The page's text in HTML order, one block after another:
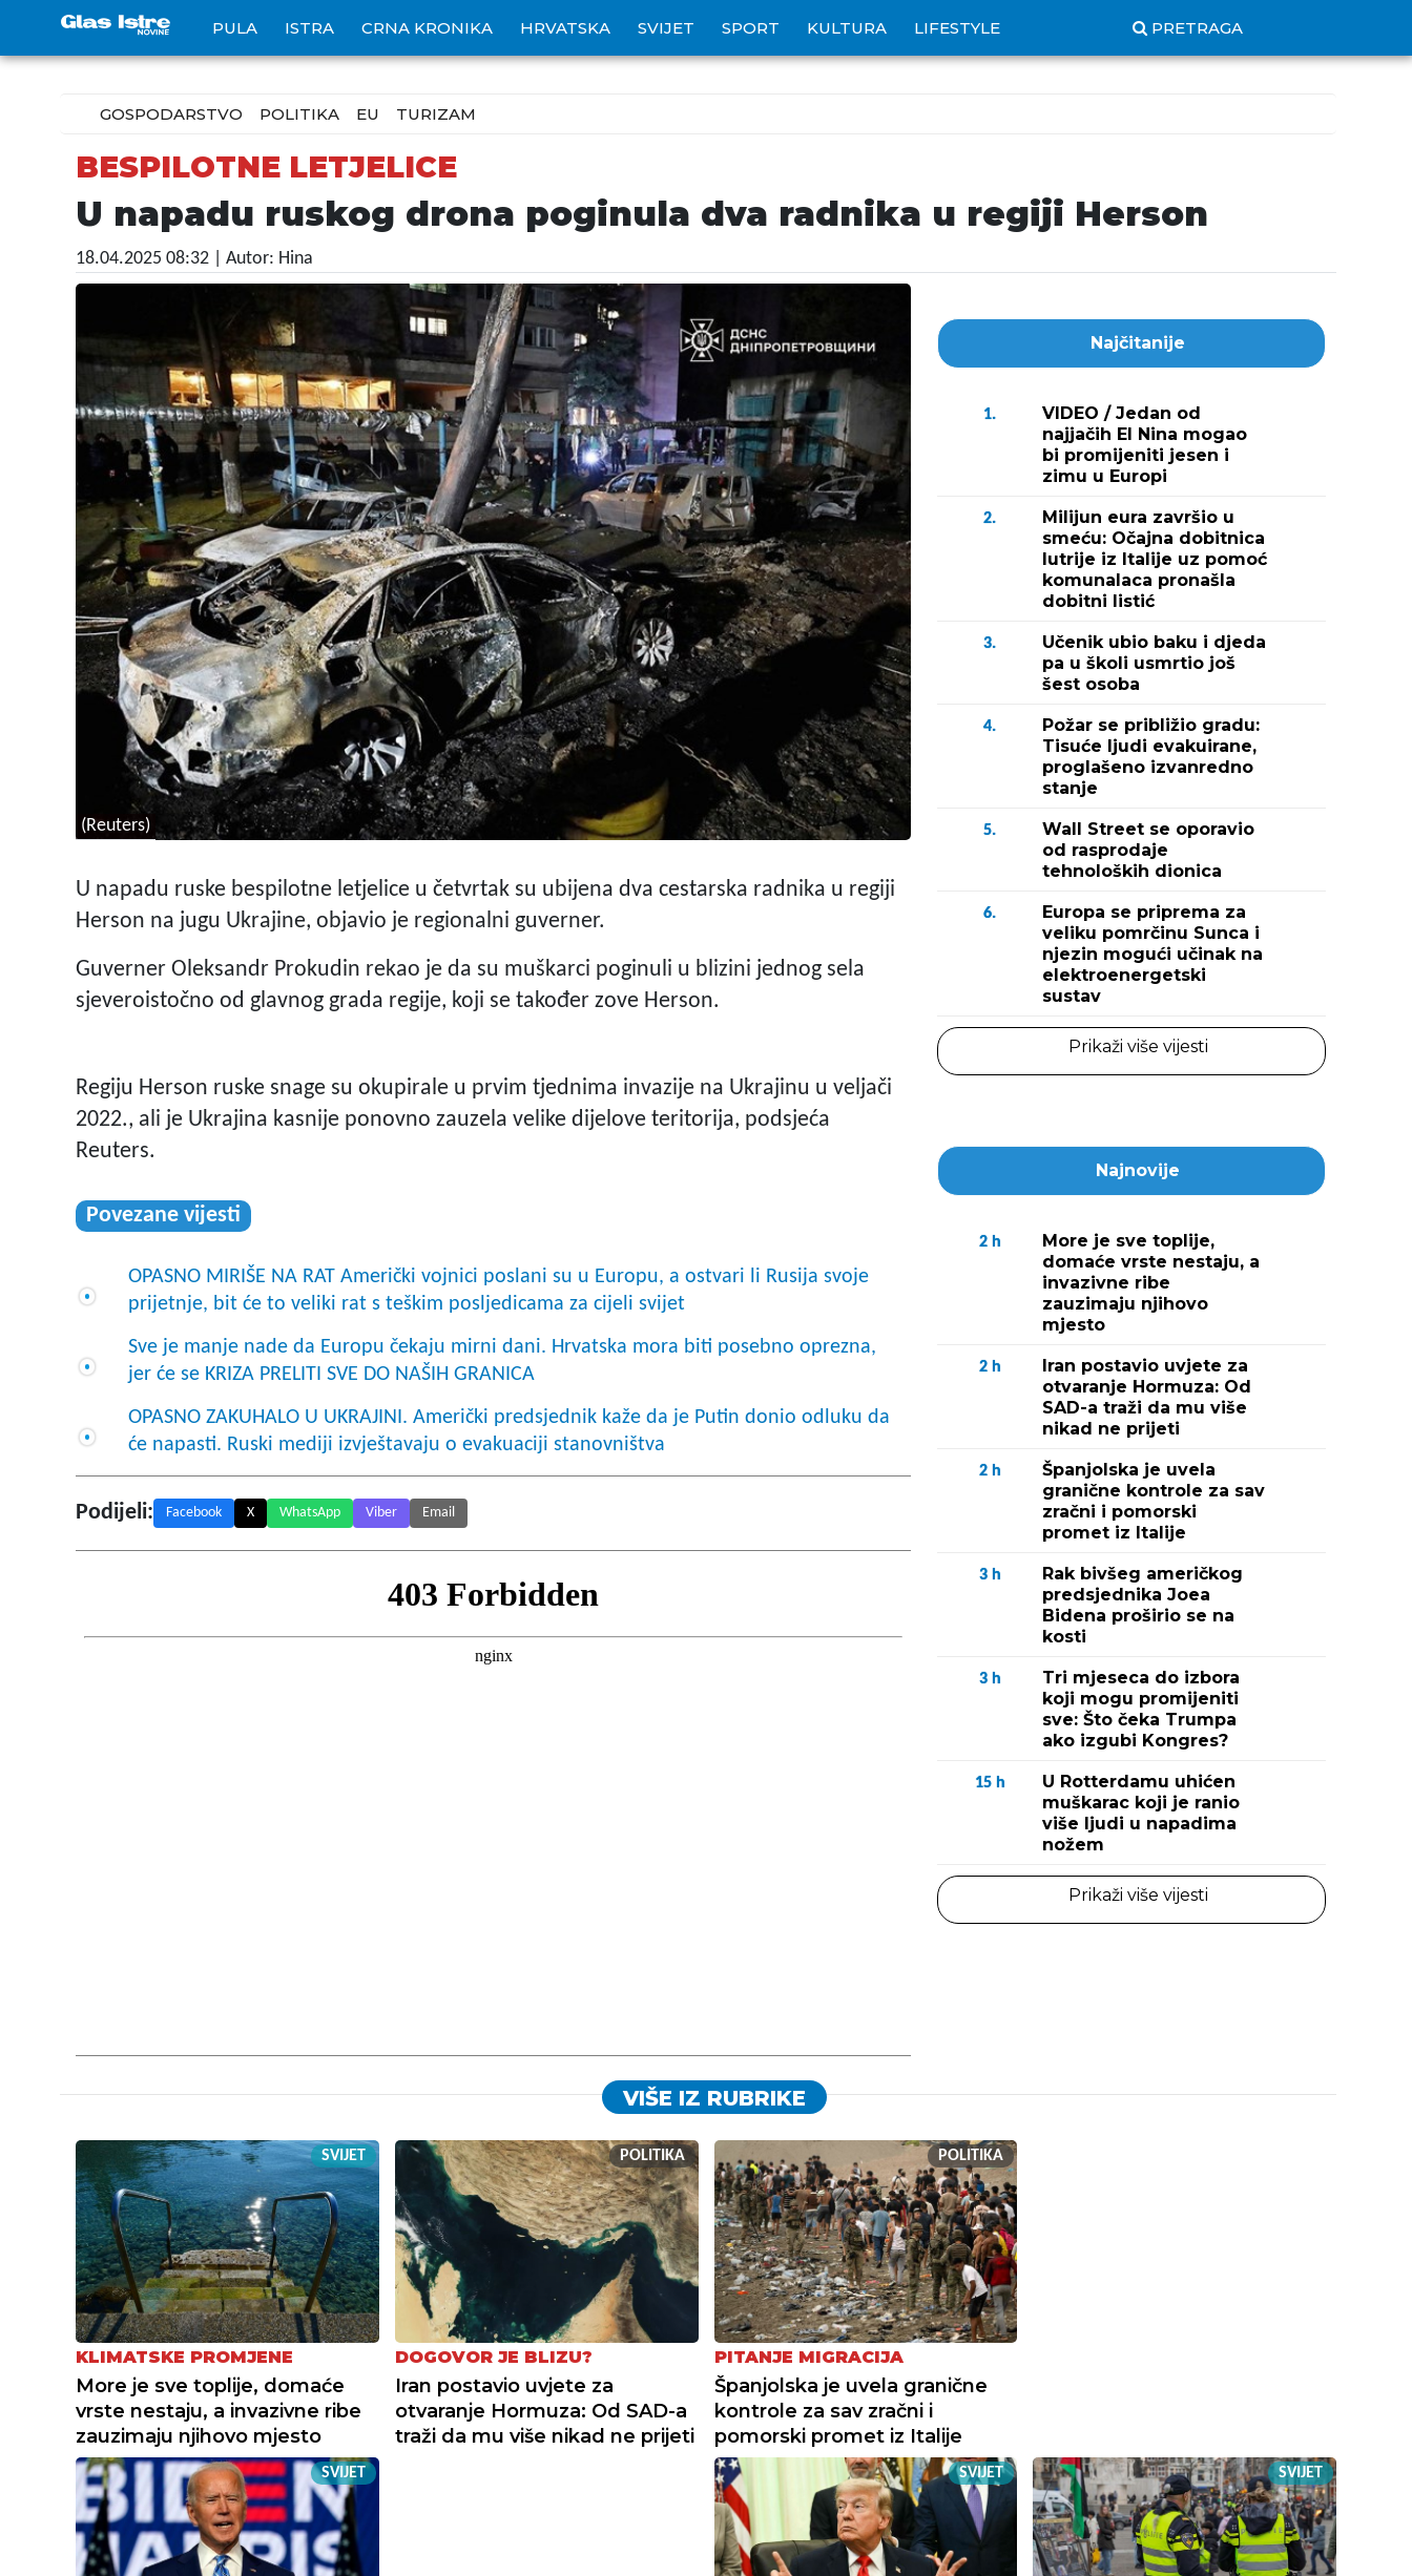
PULA ISTRA CRNA KRONIKA HRVATSKA SVIJET SPORT KULTURA LIFESTYLE PRETRAGA
GOSPODARSTVO POLITIKA EU TURIZAM
BESPILOTNE LETJELICE
U napadu ruskog drona poginula dva radnika u regiji Herson
18.04.2025 08:32 | Autor: Hina
(Reuters)
U napadu ruske bespilotne letjelice u četvrtak su ubijena dva cestarska radnika u regiji
Herson na jugu Ukrajine, objavio je regionalni guverner.
Guverner Oleksandr Prokudin rekao je da su muškarci poginuli u blizini jednog sela
sjeveroistočno od glavnog grada regije, koji se također zove Herson.
Regiju Herson ruske snage su okupirale u prvim tjednima invazije na Ukrajinu u veljači
2022., ali je Ukrajina kasnije ponovno zauzela velike dijelove teritorija, podsjeća
Reuters.
Povezane vijesti
OPASNO MIRIŠE NA RAT Američki vojnici poslani su u Europu, a ostvari li Rusija svoje
prijetnje, bit će to veliki rat s teškim posljedicama za cijeli svijet
Sve je manje nade da Europu čekaju mirni dani. Hrvatska mora biti posebno oprezna,
jer će se KRIZA PRELITI SVE DO NAŠIH GRANICA
OPASNO ZAKUHALO U UKRAJINI. Američki predsjednik kaže da je Putin donio odluku da
će napasti. Ruski mediji izvještavaju o evakuaciji stanovništva
Podijeli: Facebook X WhatsApp Viber Email
Najčitanije
1.
VIDEO / Jedan od
najjačih El Nina mogao
bi promijeniti jesen i
zimu u Europi
2.
Milijun eura završio u
smeću: Očajna dobitnica
lutrije iz Italije uz pomoć
komunalaca pronašla
dobitni listić
3.
Učenik ubio baku i djeda
pa u školi usmrtio još
šest osoba
4.
Požar se približio gradu:
Tisuće ljudi evakuirane,
proglašeno izvanredno
stanje
5.
Wall Street se oporavio
od rasprodaje
tehnoloških dionica
6.
Europa se priprema za
veliku pomrčinu Sunca i
njezin mogući učinak na
elektroenergetski
sustav
Prikaži više vijesti
Najnovije
2 h
More je sve toplije,
domaće vrste nestaju, a
invazivne ribe
zauzimaju njihovo
mjesto
2 h
Iran postavio uvjete za
otvaranje Hormuza: Od
SAD-a traži da mu više
nikad ne prijeti
2 h
Španjolska je uvela
granične kontrole za sav
zračni i pomorski
promet iz Italije
3 h
Rak bivšeg američkog
predsjednika Joea
Bidena proširio se na
kosti
3 h
Tri mjeseca do izbora
koji mogu promijeniti
sve: Što čeka Trumpa
ako izgubi Kongres?
15 h
U Rotterdamu uhićen
muškarac koji je ranio
više ljudi u napadima
nožem
Prikaži više vijesti
VIŠE IZ RUBRIKE
SVIJET
KLIMATSKE PROMJENE
More je sve toplije, domaće
vrste nestaju, a invazivne ribe
zauzimaju njihovo mjesto
POLITIKA
DOGOVOR JE BLIZU?
Iran postavio uvjete za
otvaranje Hormuza: Od SAD-a
traži da mu više nikad ne prijeti
POLITIKA
PITANJE MIGRACIJA
Španjolska je uvela granične
kontrole za sav zračni i
pomorski promet iz Italije
SVIJET SVIJET SVIJET